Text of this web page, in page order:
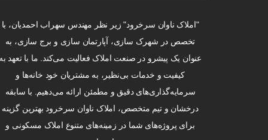
"املاک ناوان سرخرود" زیر نظر مهندس سهراب احمدیان، با
تخصص در شهرک سازی، آپارتمان سازی و برج سازی، به
عنوان یک پیشرو در صنعت املاک فعالیت می‌کند. ما با تعهد به
کیفیت و خدمات بی‌نظیر، به مشتریان خود خانه‌ها و
سرمایه‌گذاری‌های دقیق و مطمئن ارائه می‌دهیم. با سابقه
درخشان و تیم متخصص، املاک ناوان سرخرود بهترین گزینه
برای پروژه‌های شما در زمینه‌های متنوع املاک مسکونی و